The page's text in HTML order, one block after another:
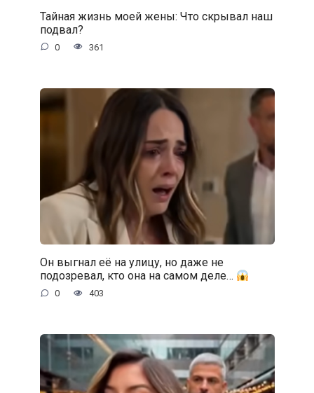
Тайная жизнь моей жены: Что скрывал наш
подвал?
0 361
Он выгнал её на улицу, но даже не
подозревал, кто она на самом деле…
0 403